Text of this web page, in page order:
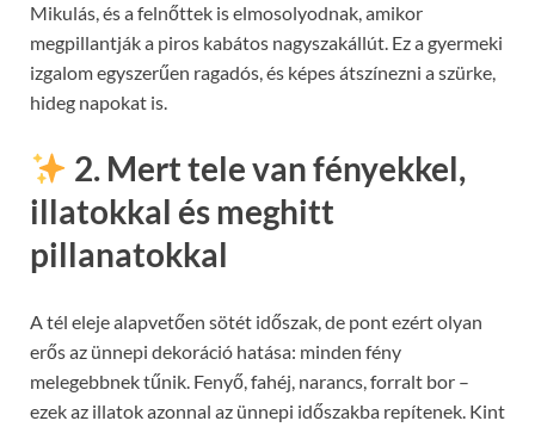
Mikulás, és a felnőttek is elmosolyodnak, amikor
megpillantják a piros kabátos nagyszakállút. Ez a gyermeki
izgalom egyszerűen ragadós, és képes átszínezni a szürke,
hideg napokat is.
2. Mert tele van fényekkel,
illatokkal és meghitt
pillanatokkal
A tél eleje alapvetően sötét időszak, de pont ezért olyan
erős az ünnepi dekoráció hatása: minden fény
melegebbnek tűnik. Fenyő, fahéj, narancs, forralt bor –
ezek az illatok azonnal az ünnepi időszakba repítenek. Kint